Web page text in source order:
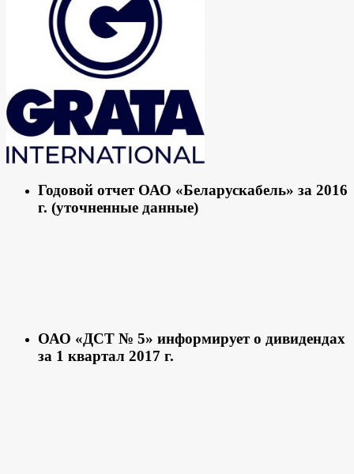
Годовой отчет ОАО «Беларускабель» за 2016
г. (уточненные данные)
ОАО «ДСТ № 5» информирует о дивидендах
за 1 квартал 2017 г.